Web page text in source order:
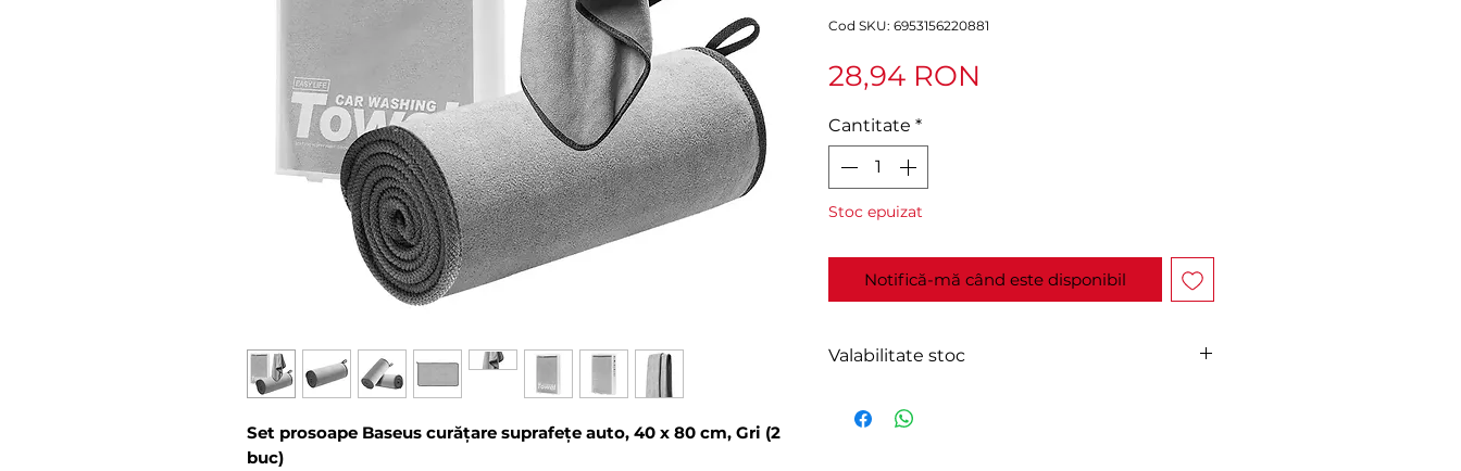
Set prosoape Baseus curățare suprafețe auto, 40 x 80 cm, Gri (2
buc)
Cod SKU: 6953156220881
28,94 RON
Cantitate *
Stoc epuizat
Notifică-mă când este disponibil
Valabilitate stoc
Expediere în 2-4 zile.